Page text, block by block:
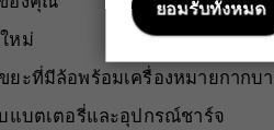
หม่
ะที่มีล้อพร้อมเครื่องหมายกากบ
แบตเตอรี่และอุปกรณ์ชาร์จ
ยอมรับทั้งหมด